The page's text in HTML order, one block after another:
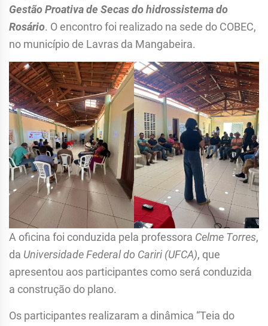
Gestão Proativa de Secas do hidrossistema do
Rosário. O encontro foi realizado na sede do COBEC,
no município de Lavras da Mangabeira.
A oficina foi conduzida pela professora Celme Torres,
da Universidade Federal do Cariri (UFCA), que
apresentou aos participantes como será conduzida
a construção do plano.
Os participantes realizaram a dinâmica “Teia do